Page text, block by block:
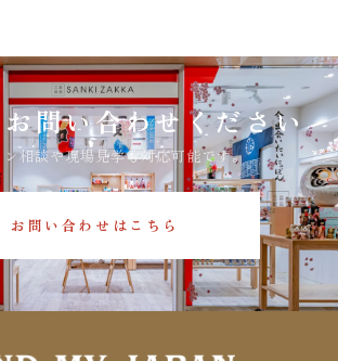
問い合わせください
相談や現場見学も対応可能です。
お問い合わせはこちら